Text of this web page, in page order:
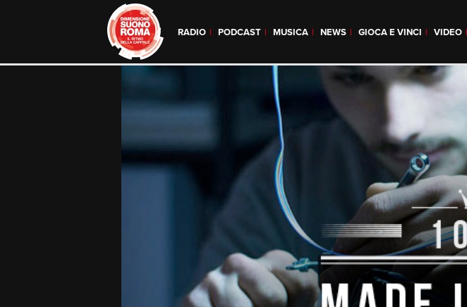
RADIO PODCAST MUSICA NEWS GIOCA E VINCI VIDEO